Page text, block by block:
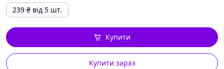
239 ₴ від 5 шт.
Купити зараз
Купити